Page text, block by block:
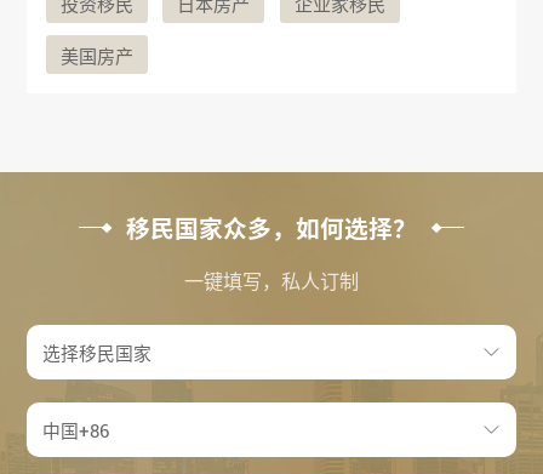
投资移民 日本房产 企业家移民
美国房产
移民国家众多，如何选择？
一键填写，私人订制